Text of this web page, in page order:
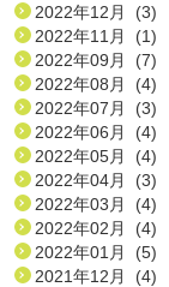
2022年12月 (3)
2022年11月 (1)
2022年09月 (7)
2022年08月 (4)
2022年07月 (3)
2022年06月 (4)
2022年05月 (4)
2022年04月 (3)
2022年03月 (4)
2022年02月 (4)
2022年01月 (5)
2021年12月 (4)